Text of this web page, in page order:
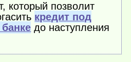
который позволит
кредит под
до наступления